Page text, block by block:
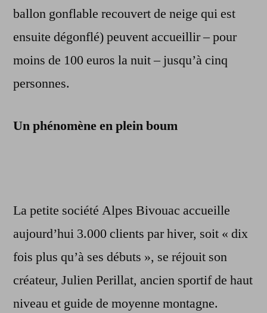
ballon gonflable recouvert de neige qui est
ensuite dégonflé) peuvent accueillir – pour
moins de 100 euros la nuit – jusqu’à cinq
personnes.
Un phénomène en plein boum
La petite société Alpes Bivouac accueille
aujourd’hui 3.000 clients par hiver, soit « dix
fois plus qu’à ses débuts », se réjouit son
créateur, Julien Perillat, ancien sportif de haut
niveau et guide de moyenne montagne.